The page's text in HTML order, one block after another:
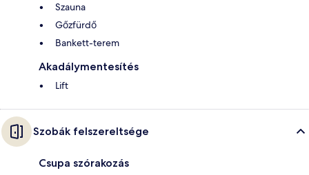
Szauna
Gőzfürdő
Bankett-terem
Akadálymentesítés
Lift
Szobák felszereltsége
Csupa szórakozás